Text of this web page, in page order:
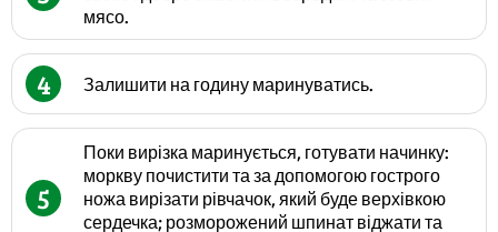
мясо.
4 Залишити на годину маринуватись.
5
Поки вирізка маринується, готувати начинку:
моркву почистити та за допомогою гострого
ножа вирізати рівчачок, який буде верхівкою
сердечка; розморожений шпинат віджати та